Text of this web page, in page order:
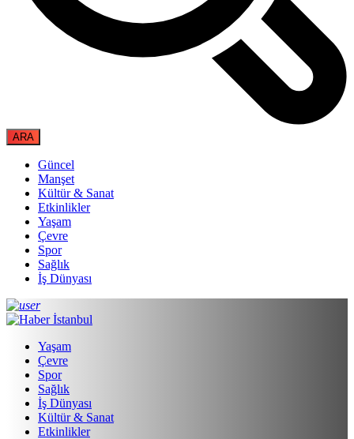
Güncel
Manşet
Kültür & Sanat
Etkinlikler
Yaşam
Çevre
Spor
Sağlık
İş Dünyası
Yaşam
Çevre
Spor
Sağlık
İş Dünyası
Kültür & Sanat
Etkinlikler